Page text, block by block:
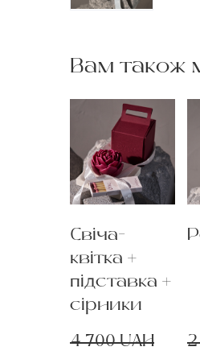
Вам також
Свіча-
квітка +
підставка +
сірники
4 700 UAH
2